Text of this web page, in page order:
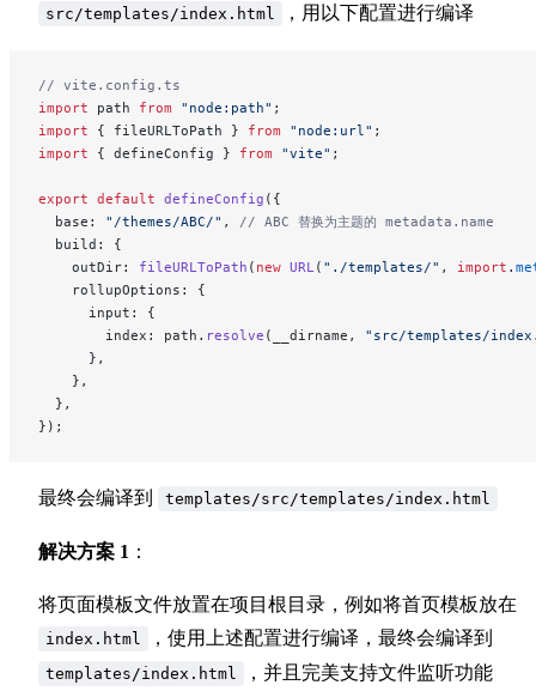
src/templates/index.html ，用以下配置进行编译
// vite.config.ts
import path from "node:path" ;
import { fileURLToPath } from "node:url" ;
import { defineConfig } from "vite" ;
export default defineConfig ({
  base:
"/themes/ABC/" , // ABC 替换为主题的 metadata.name
  build: {
    outDir:
fileURLToPath ( new URL ( "./templates/" , import .
    rollupOptions: {
      input: {
        index: path.
resolve (__dirname, "src/templates/
      },
    },
  },
});
最终会编译到 templates/src/templates/index.html
解决方案 1 ：
将页面模板文件放置在项目根目录，例如将首页模板放在
index.html ，使用上述配置进行编译，最终会编译到
templates/index.html ，并且完美支持文件监听功能